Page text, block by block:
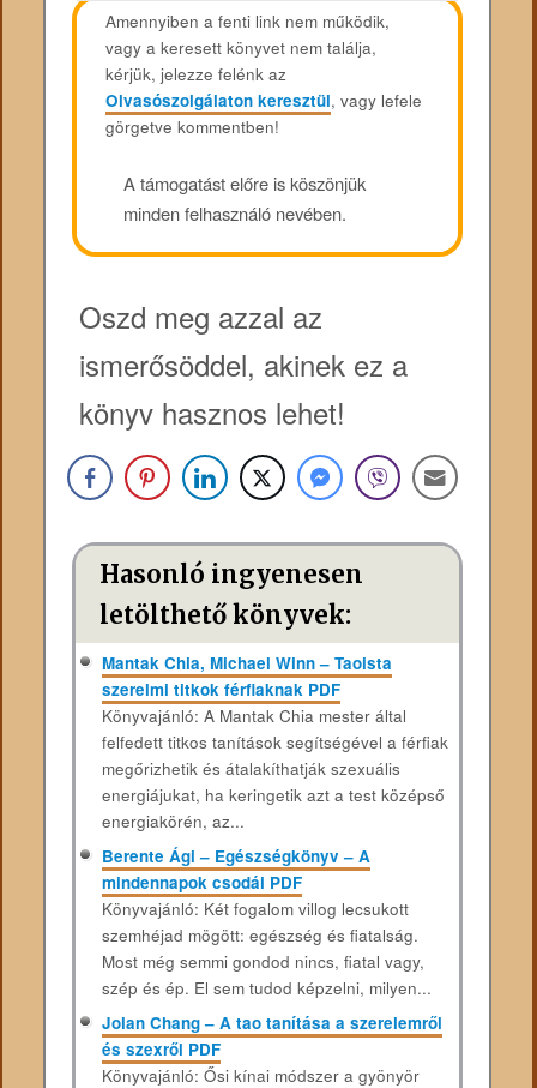
Amennyiben a fenti link nem működik,
vagy a keresett könyvet nem találja,
kérjük, jelezze felénk az
Olvasószolgálaton keresztül, vagy lefele
görgetve kommentben!
A támogatást előre is köszönjük
minden felhasználó nevében.
Oszd meg azzal az
ismerősöddel, akinek ez a
könyv hasznos lehet!
Hasonló ingyenesen
letölthető könyvek:
Mantak Chia, Michael Winn – Taoista
szerelmi titkok férfiaknak PDF
Könyvajánló: A Mantak Chia mester által
felfedett titkos tanítások segítségével a férfiak
megőrizhetik és átalakíthatják szexuális
energiájukat, ha keringetik azt a test középső
energiakörén, az...
Berente Ági – Egészségkönyv – A
mindennapok csodái PDF
Könyvajánló: Két fogalom villog lecsukott
szemhéjad mögött: egészség és fiatalság.
Most még semmi gondod nincs, fiatal vagy,
szép és ép. El sem tudod képzelni, milyen...
Jolan Chang – A tao tanítása a szerelemről
és szexről PDF
Könyvajánló: Ősi kínai módszer a gyönyör